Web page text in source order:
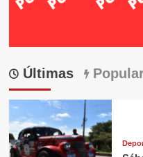
Últimas